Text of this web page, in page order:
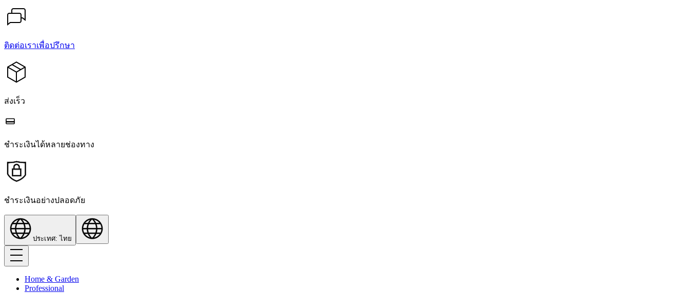
ติดต่อเราเพื่อปรึกษา
ส่งเร็ว
ชำระเงินได้หลายช่องทาง
ชำระเงินอย่างปลอดภัย
ประเทศ: ไทย
Home & Garden
Professional